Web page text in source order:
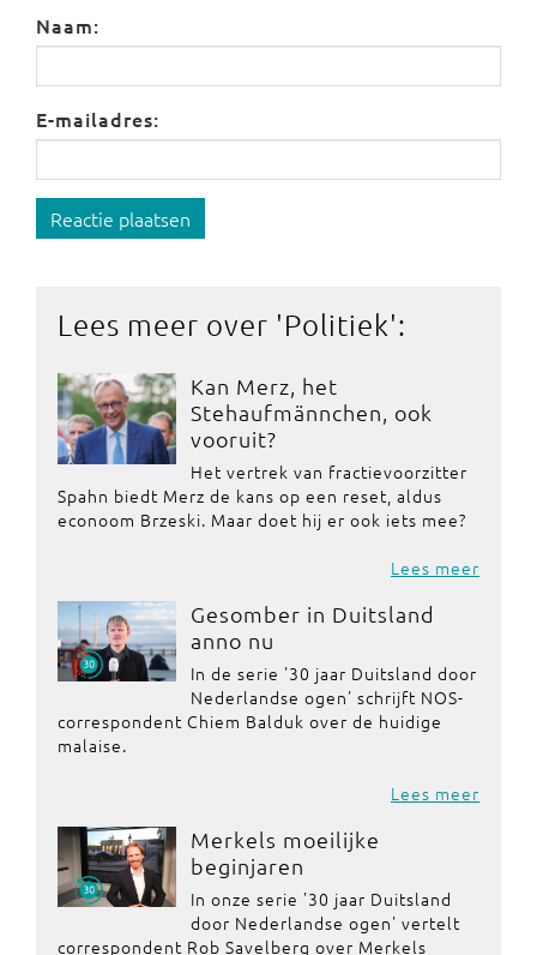
Naam:
E-mailadres:
Reactie plaatsen
Lees meer over 'Politiek':
Kan Merz, het
Stehaufmännchen, ook
vooruit?
Het vertrek van fractievoorzitter
Spahn biedt Merz de kans op een reset, aldus
econoom Brzeski. Maar doet hij er ook iets mee?
Lees meer
Gesomber in Duitsland
anno nu
In de serie '30 jaar Duitsland door
Nederlandse ogen' schrijft NOS-
correspondent Chiem Balduk over de huidige
malaise.
Lees meer
Merkels moeilijke
beginjaren
In onze serie '30 jaar Duitsland
door Nederlandse ogen' vertelt
correspondent Rob Savelberg over Merkels